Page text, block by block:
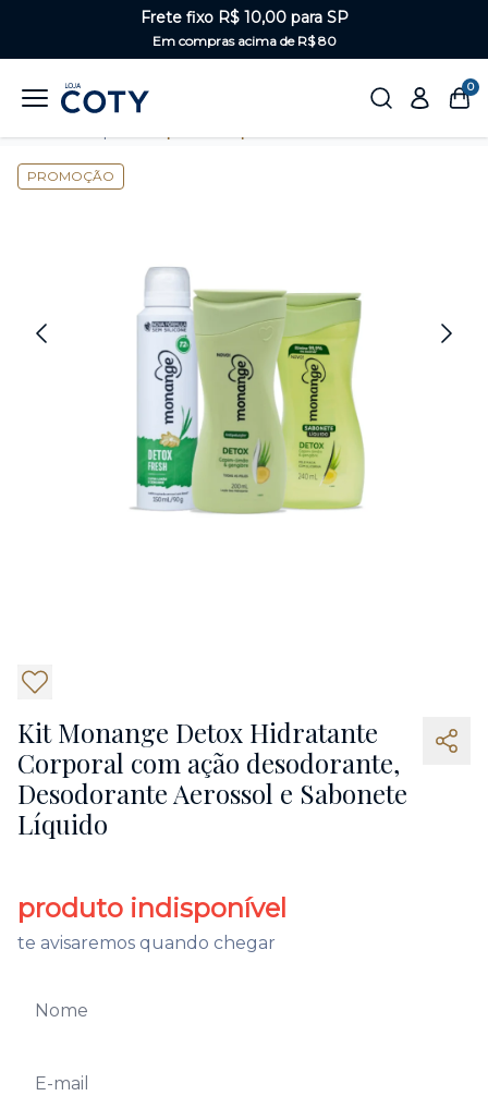
Frete fixo R$ 10,00 para SP
Em compras acima de R$ 80
0
PROMOÇÃO
Kit Monange Detox Hidratante
Corporal com ação desodorante,
Desodorante Aerossol e Sabonete
Líquido
produto indisponível
te avisaremos quando chegar